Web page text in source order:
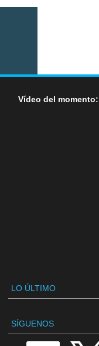
Vídeo del
LO ÚLTIMO
SÍGUENOS